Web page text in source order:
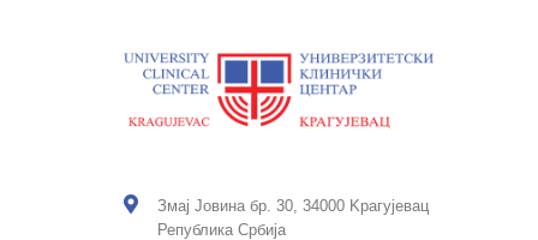
Змај Јовина бр. 30, 34000 Kрагујевац
Република Србија